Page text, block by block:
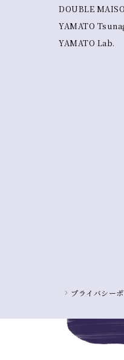
DOUBLE
YAMATO
YAMATO Lab.
プライバシー